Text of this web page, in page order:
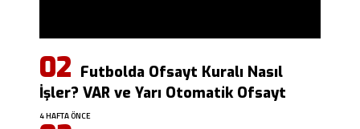
Futbolda Ofsayt Kuralı Nasıl
İşler? VAR ve Yarı Otomatik Ofsayt
4 HAFTA ÖNCE